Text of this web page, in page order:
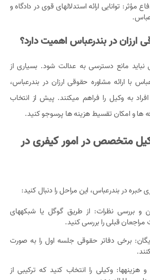
مؤثر: توانایی ارائه استدلالهای قوی در دادگاه و
ارزان در بندرعباس اهمیت دارد؟
مانع دسترسی به عدالت شود. بسیاری از
با ارائه مشاوره حقوقی ارزان در بندرعباس،
به وکیل را فراهم میکنند. پیش از انتخاب
ها و امکان تقسیط هزینه ها پرسوجو کنید.
متخصص در امور کیفری در
خبره در بندرعباس، این مراحل را دنبال کنید:
و بررسی نظرات: از طریق گوگل یا شبکههای
مراجعان قبلی را بررسی کنید.
برخی دفاتر حقوقی جلسه اول را به صورت
هزینهها: وکیلی را انتخاب کنید که ترکیبی از